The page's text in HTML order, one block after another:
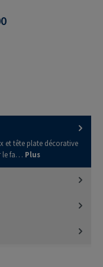
et tête plate décorative
le fa… Plus